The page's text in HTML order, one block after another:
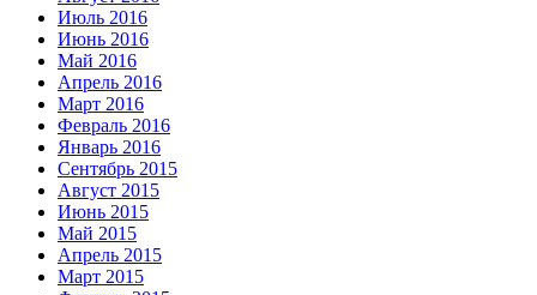
Июль 2016
Июнь 2016
Май 2016
Апрель 2016
Март 2016
Февраль 2016
Январь 2016
Сентябрь 2015
Август 2015
Июнь 2015
Май 2015
Апрель 2015
Март 2015